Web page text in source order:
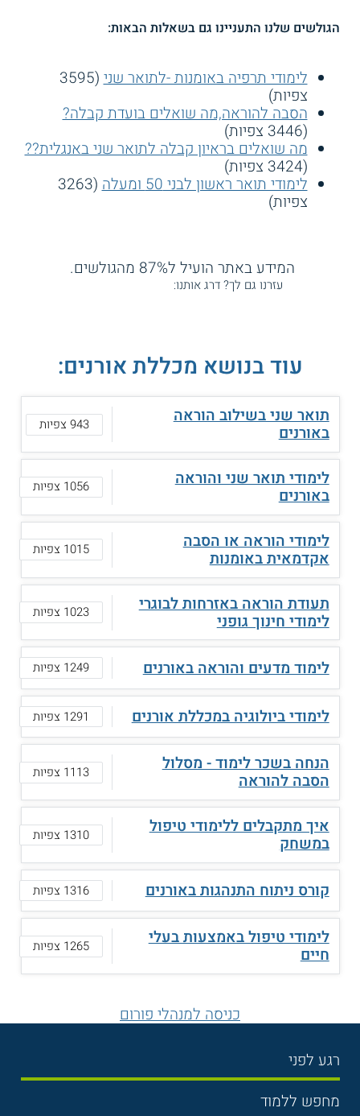
הגולשים שלנו התעניינו גם בשאלות הבאות:
לימודי תרפיה באומנות -לתואר שני (3595
צפיות)
הסבה להוראה,מה שואלים בועדת קבלה?
(3446 צפיות)
מה שואלים בראיון קבלה לתואר שני באנגלית??
(3424 צפיות)
לימודי תואר ראשון לבני 50 ומעלה (3263
צפיות)
המידע באתר הועיל ל87% מהגולשים.
עזרנו גם לך? דרג אותנו:
עוד בנושא מכללת אורנים:
תואר שני בשילוב הוראה
באורנים 943 צפיות
לימודי תואר שני והוראה
באורנים 1056 צפיות
לימודי הוראה או הסבה
אקדמאית באומנות 1015 צפיות
תעודת הוראה באזרחות לבוגרי
לימודי חינוך גופני 1023 צפיות
לימוד מדעים והוראה באורנים 1249 צפיות
לימודי ביולוגיה במכללת אורנים 1291 צפיות
הנחה בשכר לימוד - מסלול
הסבה להוראה 1113 צפיות
איך מתקבלים ללימודי טיפול
במשחק 1310 צפיות
קורס ניתוח התנהגות באורנים 1316 צפיות
לימודי טיפול באמצעות בעלי
חיים 1265 צפיות
כניסה למנהלי פורום
רגע לפני
בחירת לימודים
מחפש ללמוד